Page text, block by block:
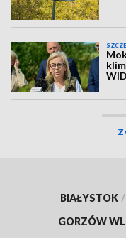
BIAŁYSTOK /
GORZÓW